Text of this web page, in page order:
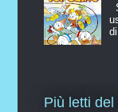
Più letti del